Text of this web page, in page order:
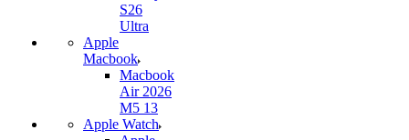
S26
Ultra
Apple
Macbook
Macbook
Air 2026
M5 13
Apple Watch